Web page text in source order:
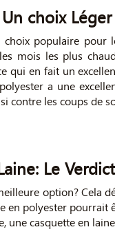
choix
populaire pour
mois les plus
qui en fait un
a une
contre les coups de
Le Verdict
option? Cela
en polyester
une casquette en